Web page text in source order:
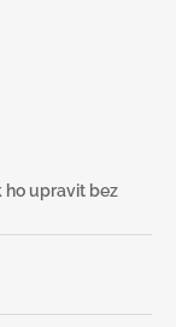
ho upravit bez